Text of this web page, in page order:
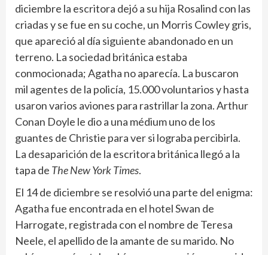
diciembre la escritora dejó a su hija Rosalind con las
criadas y se fue en su coche, un Morris Cowley gris,
que apareció al día siguiente abandonado en un
terreno. La sociedad británica estaba
conmocionada; Agatha no aparecía. La buscaron
mil agentes de la policía, 15.000 voluntarios y hasta
usaron varios aviones para rastrillar la zona. Arthur
Conan Doyle le dio a una médium uno de los
guantes de Christie para ver si lograba percibirla.
La desaparición de la escritora británica llegó a la
tapa de The New York Times.
El 14 de diciembre se resolvió una parte del enigma:
Agatha fue encontrada en el hotel Swan de
Harrogate, registrada con el nombre de Teresa
Neele, el apellido de la amante de su marido. No